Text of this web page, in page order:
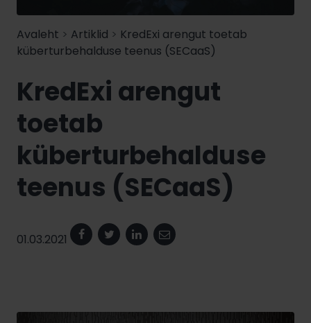
Avaleht > Artiklid > KredExi arengut toetab
küberturbehalduse teenus (SECaaS)
KredExi arengut
toetab
küberturbehalduse
teenus (SECaaS)
01.03.2021 FacebookTwitterLinkedin
Email